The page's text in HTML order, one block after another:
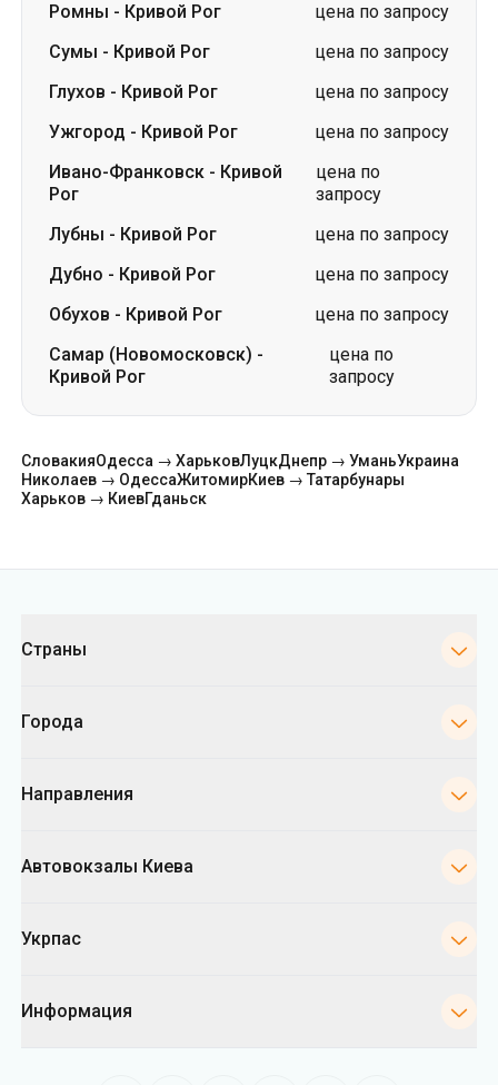
Ромны - Кривой Рог
цена по запросу
Сумы - Кривой Рог
цена по запросу
Глухов - Кривой Рог
цена по запросу
Ужгород - Кривой Рог
цена по запросу
Ивано-Франковск - Кривой
Рог
цена по
запросу
Лубны - Кривой Рог
цена по запросу
Дубно - Кривой Рог
цена по запросу
Обухов - Кривой Рог
цена по запросу
Самар (Новомосковск) -
Кривой Рог
цена по
запросу
СловакияОдесса → ХарьковЛуцкДнепр → УманьУкраина
Николаев → ОдессаЖитомирКиев → Татарбунары
Харьков → КиевГданьск
Страны
Города
Направления
Автовокзалы Киева
Укрпас
Информация